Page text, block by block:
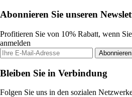
Abonnieren Sie unseren
Profitieren Sie von 10% Rabatt, wenn
anmelden
Abonnieren
Bleiben Sie in Verbindung
Folgen Sie uns in den sozialen